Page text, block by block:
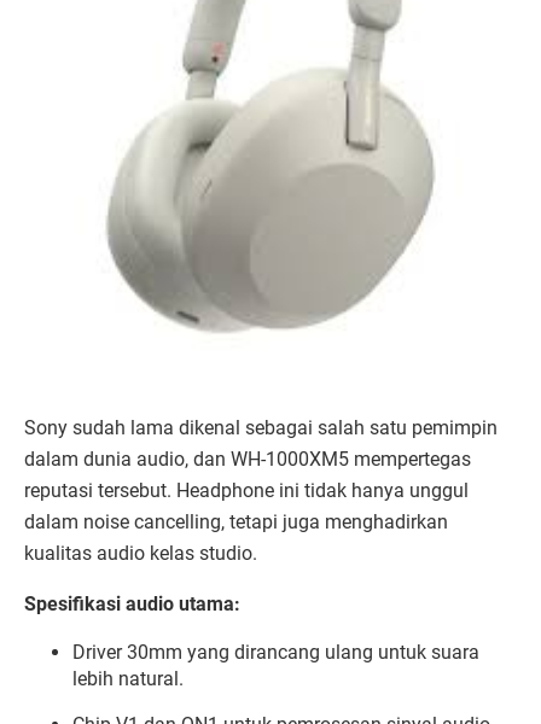
Sony sudah lama dikenal sebagai salah satu pemimpin
dalam dunia audio, dan WH-1000XM5 mempertegas
reputasi tersebut. Headphone ini tidak hanya unggul
dalam noise cancelling, tetapi juga menghadirkan
kualitas audio kelas studio.
Spesifikasi audio utama:
Driver 30mm yang dirancang ulang untuk suara
lebih natural.